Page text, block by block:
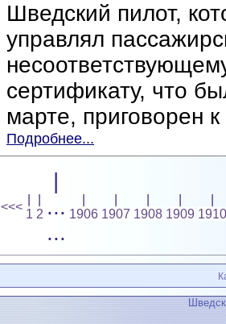
Шведский пилот,
управлял
сертификату, что
марте, приговорен
Подробнее...
<<<
1 2
|
...
...
1906 1907 1908 1909 1910